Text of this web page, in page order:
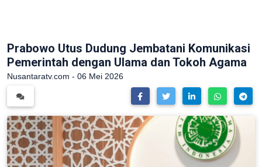
Prabowo Utus Dudung Jembatani Komunikasi
Pemerintah dengan Ulama dan Tokoh Agama
Nusantaratv.com - 06 Mei 2026